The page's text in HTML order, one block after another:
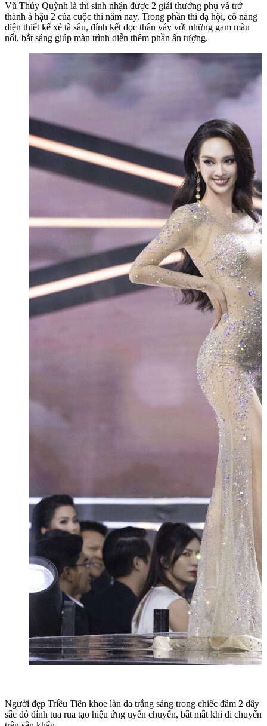
Vũ Thúy Quỳnh là thí sinh nhận được 2 giải thưởng phụ và trở
thành á hậu 2 của cuộc thi năm nay. Trong phần thi dạ hội, cô nàng
diện thiết kế xẻ tà sâu, đính kết dọc thân váy với những gam màu
nổi, bắt sáng giúp màn trình diễn thêm phần ấn tượng.
Người đẹp Triều Tiên khoe làn da trắng sáng trong chiếc đầm 2 dây
sắc đỏ đính tua rua tạo hiệu ứng uyển chuyển, bắt mắt khi di chuyển